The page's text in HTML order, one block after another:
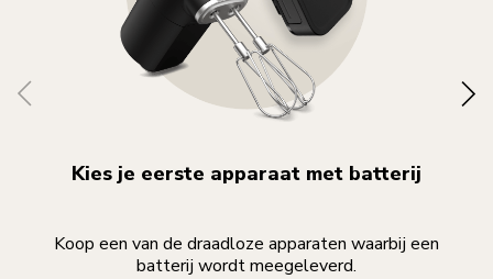
Kies je eerste apparaat met batterij
Koop een van de draadloze apparaten waarbij een
batterij wordt meegeleverd.